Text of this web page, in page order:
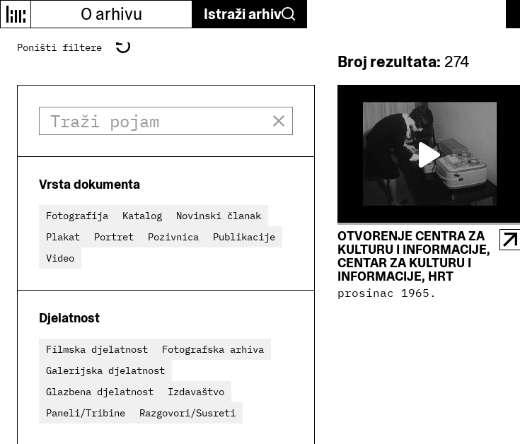
O arhivu Istraži arhiv
Poništi filtere
Vrsta dokumenta
Fotografija Katalog
Novinski članak
Plakat
Portret Pozivnica
Publikacije
Video
Djelatnost
Filmska djelatnost
Fotografska arhiva
Galerijska djelatnost
Glazbena djelatnost
Izdavaštvo
Paneli/Tribine
Razgovori/Susreti
Broj rezultata: 274
OTVORENJE CENTRA ZA
KULTURU I INFORMACIJE,
CENTAR ZA KULTURU I
INFORMACIJE, HRT
prosinac 1965.